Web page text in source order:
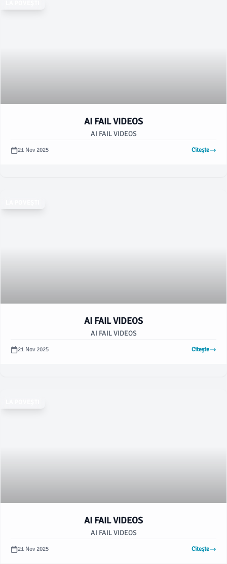
AI FAIL VIDEOS
AI FAIL VIDEOS
21 Nov 2025 Citește
AI FAIL VIDEOS
AI FAIL VIDEOS
21 Nov 2025 Citește
AI FAIL VIDEOS
AI FAIL VIDEOS
21 Nov 2025 Citește